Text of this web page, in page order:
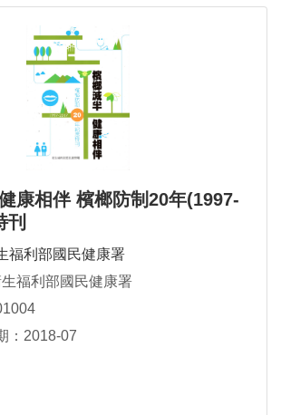
康相伴 檳榔防制20年(1997-
刊
福利部國民健康署
福利部國民健康署
：2018-07